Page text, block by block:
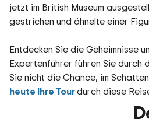
jetzt im British Museum
gestrichen und ähnelte einer
Entdecken Sie die Geheimnisse
Expertenführer führen Sie durch
Sie nicht die Chance, im
heute Ihre Tourdurch diese